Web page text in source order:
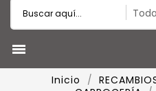

Inicio